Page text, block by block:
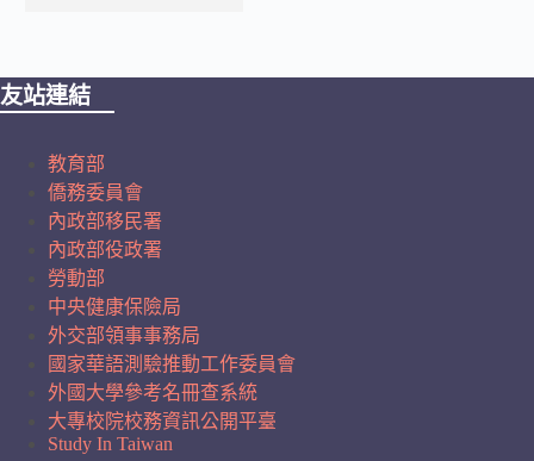
友站連結
教育部
僑務委員會
內政部移民署
內政部役政署
勞動部
中央健康保險局
外交部領事事務局
國家華語測驗推動工作委員會
外國大學參考名冊查系統
大專校院校務資訊公開平臺
Study In Taiwan